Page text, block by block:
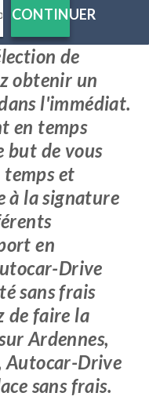
CONTINUER
de
obtenir un
l'immédiat.
en temps
but de vous
et
à la signature
en
Drive
sans frais
de faire la
Ardennes,
Autocar-Drive
sans frais.